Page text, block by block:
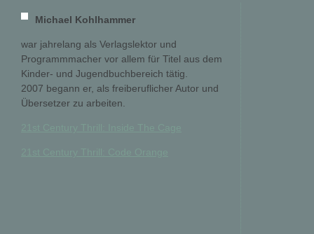
Michael Kohlhammer
war jahrelang als Verlagslektor und
Programmmacher vor allem für Titel aus dem
Kinder- und Jugendbuchbereich tätig.
2007 begann er, als freiberuflicher Autor und
Übersetzer zu arbeiten.